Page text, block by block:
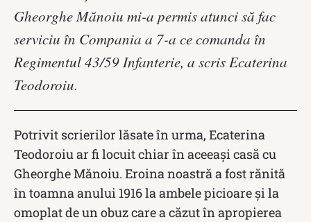
Gheorghe Mănoiu mi-a permis atunci să fac
serviciu în Compania a 7-a ce comanda în
Regimentul 43/59 Infanterie, a scris Ecaterina
Teodoroiu.
Potrivit scrierilor lăsate în urma, Ecaterina
Teodoroiu ar fi locuit chiar în aceeași casă cu
Gheorghe Mănoiu. Eroina noastră a fost rănită
în toamna anului 1916 la ambele picioare și la
omoplat de un obuz care a căzut în apropierea